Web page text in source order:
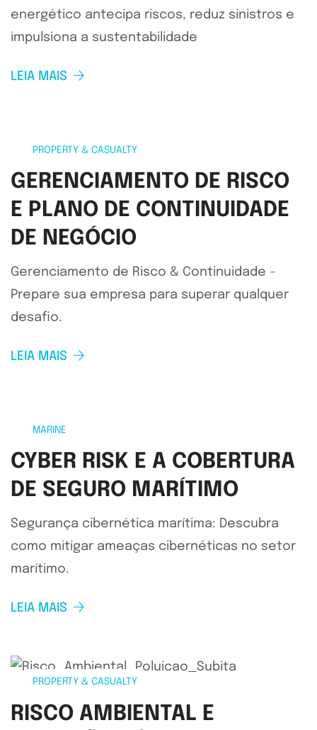
energético antecipa riscos, reduz sinistros e
impulsiona a sustentabilidade
LEIA MAIS
PROPERTY & CASUALTY
GERENCIAMENTO DE RISCO
E PLANO DE CONTINUIDADE
DE NEGÓCIO
Gerenciamento de Risco & Continuidade –
Prepare sua empresa para superar qualquer
desafio.
LEIA MAIS
MARINE
CYBER RISK E A COBERTURA
DE SEGURO MARÍTIMO
Segurança cibernética marítima: Descubra
como mitigar ameaças cibernéticas no setor
marítimo.
LEIA MAIS
PROPERTY & CASUALTY
RISCO AMBIENTAL E